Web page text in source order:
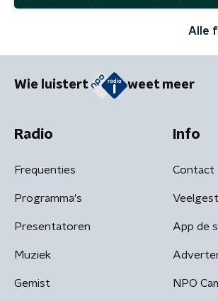
Alle
Wie luistert weet meer
Radio
Frequenties
Programma's
Presentatoren
Muziek
Gemist
Info
Contact
App de
NPO